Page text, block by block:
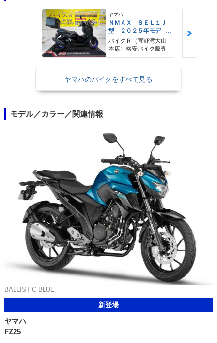
ヤマハ
ＮＭＡＸ ＳＥＬ１Ｊ
型 ２０２５年モデ
ル ＡＢＳ キーレ
ス リアキャリア リ
アＢＯＸ
バイクＲ（宜野湾大山
本店）格安バイク販売
ヤマハのバイクをすべて見る
モデル／カラー／関連情報
BALLISTIC BLUE
新登場
ヤマハ
FZ25